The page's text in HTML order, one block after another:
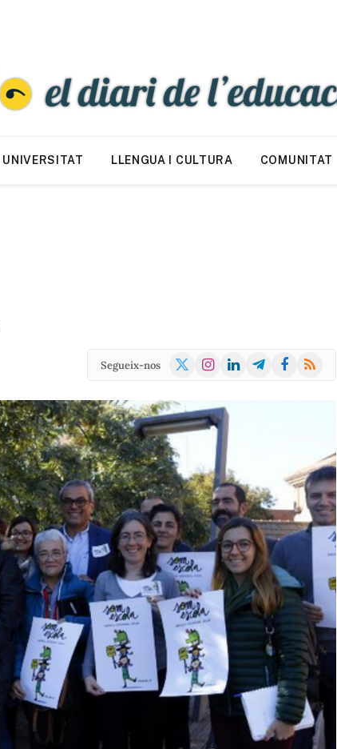
UNIVERSITAT LLENGUA I CULTURA COMUNITAT
Segueix-nos
X
Instagram
LinkedInTelegramFacebook
RSS